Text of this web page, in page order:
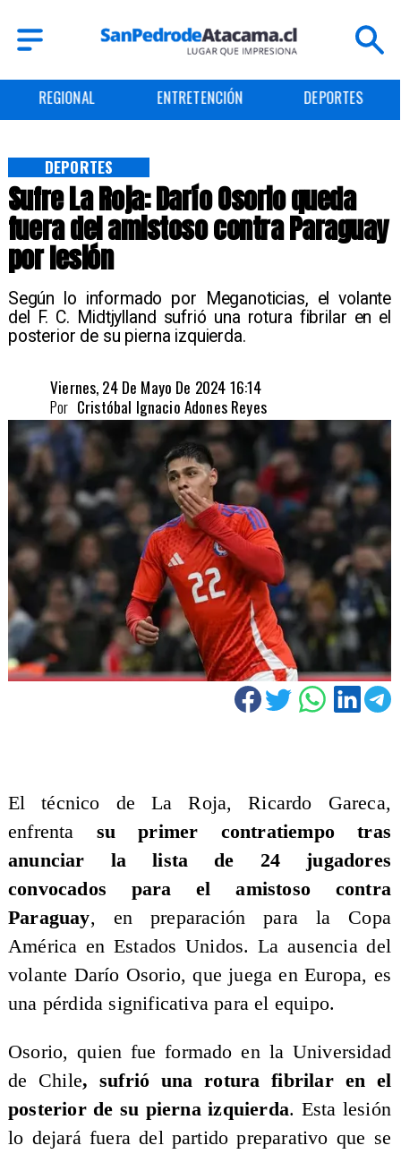
ENTRETENCIÓN DEPORTES CULTURA
Sufre La Roja: Darío Osorio queda
fuera del amistoso contra Paraguay
por lesión
Según lo informado por Meganoticias, el volante
del F. C. Midtjylland sufrió una rotura fibrilar en el
posterior de su pierna izquierda.
DEPORTES
Viernes, 24 De Mayo De 2024 16:14
Cristóbal Ignacio Adones Reyes
Por
El técnico de La Roja, Ricardo Gareca,
enfrenta su primer contratiempo tras
anunciar la lista de 24 jugadores
convocados para el amistoso contra
Paraguay, en preparación para la Copa
América en Estados Unidos. La ausencia del
volante Darío Osorio, que juega en Europa, es
una pérdida significativa para el equipo.
Osorio, quien fue formado en la Universidad
de Chile, sufrió una rotura fibrilar en el
posterior de su pierna izquierda. Esta lesión
lo dejará fuera del partido preparativo que se